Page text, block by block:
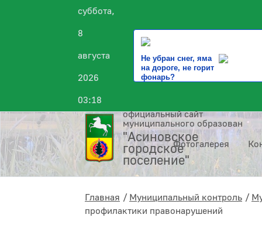
суббота,
8
августа
2026
03:18
Не убран снег, яма
на дороге, не горит
фонарь?
официальный сайт
муниципального образования
"Асиновское
городское
поселение"
Фотогалерея
Главная Муниципальный контроль
профилактики правонарушений